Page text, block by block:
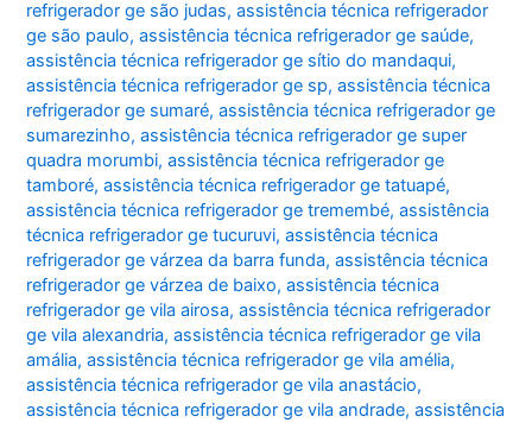
refrigerador ge são judas,assistência técnica refrigerador
ge são paulo,assistência técnica refrigerador ge saúde,
assistência técnica refrigerador ge sítio do mandaqui,
assistência técnica refrigerador ge sp,assistência técnica
refrigerador ge sumaré,assistência técnica refrigerador ge
sumarezinho,assistência técnica refrigerador ge super
quadra morumbi,assistência técnica refrigerador ge
tamboré,assistência técnica refrigerador ge tatuapé,
assistência técnica refrigerador ge tremembé,assistência
técnica refrigerador ge tucuruvi,assistência técnica
refrigerador ge várzea da barra funda,assistência técnica
refrigerador ge várzea de baixo,assistência técnica
refrigerador ge vila airosa,assistência técnica refrigerador
ge vila alexandria,assistência técnica refrigerador ge vila
amália,assistência técnica refrigerador ge vila amélia,
assistência técnica refrigerador ge vila anastácio,
assistência técnica refrigerador ge vila andrade,assistência